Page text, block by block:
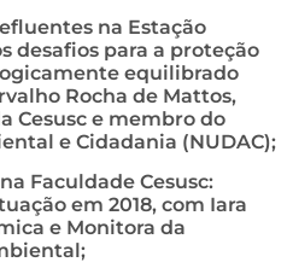
na Estação
desafios para a proteção
equilibrado
Rocha de Mattos,
Cesusc e membro do
e Cidadania (NUDAC);
Faculdade Cesusc:
em 2018, com Iara
e Monitora da